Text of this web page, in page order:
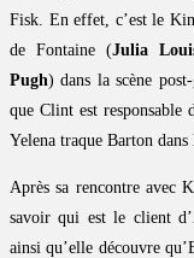
Fisk. En effet, c’est le
de Fontaine (Julia
Pugh) dans la scène
que Clint est responsable
Yelena traque Barton dans
Après sa rencontre avec
savoir qui est le client
ainsi qu’elle découvre